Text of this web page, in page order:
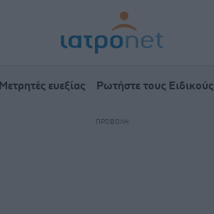
Μετρητές ευεξίας Ρωτήστε τους Ειδικούς